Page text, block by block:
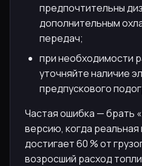
предпочтительны
дополнительным
передач;
при необходимости
уточняйте наличие
предпускового
Частая ошибка — брать
версию, когда реальная
достигает 60 % от
возросший расход